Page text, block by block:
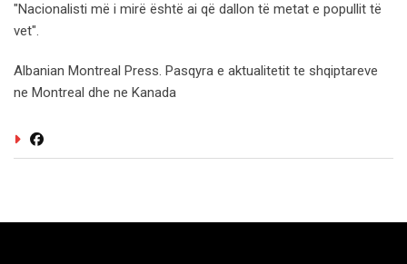
"Nacionalisti më i mirë është ai që dallon të metat e popullit të
vet".
Albanian Montreal Press. Pasqyra e aktualitetit te shqiptareve
ne Montreal dhe ne Kanada